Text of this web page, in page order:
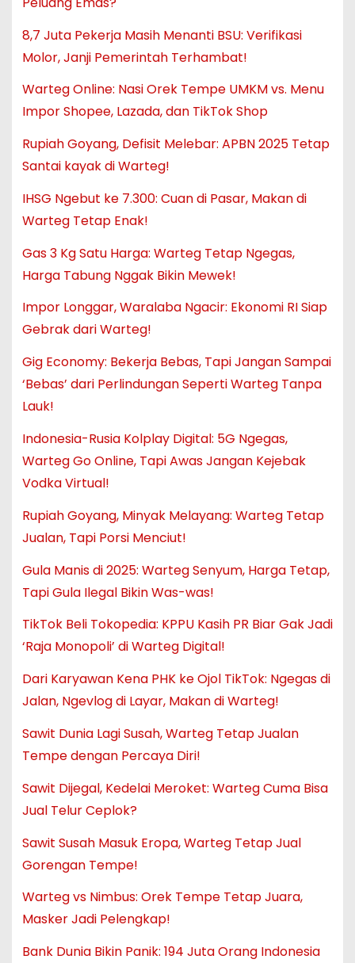
8,7 Juta Pekerja Masih Menanti BSU: Verifikasi
Molor, Janji Pemerintah Terhambat!
Warteg Online: Nasi Orek Tempe UMKM vs. Menu
Impor Shopee, Lazada, dan TikTok Shop
Rupiah Goyang, Defisit Melebar: APBN 2025 Tetap
Santai kayak di Warteg!
IHSG Ngebut ke 7.300: Cuan di Pasar, Makan di
Warteg Tetap Enak!
Gas 3 Kg Satu Harga: Warteg Tetap Ngegas,
Harga Tabung Nggak Bikin Mewek!
Impor Longgar, Waralaba Ngacir: Ekonomi RI Siap
Gebrak dari Warteg!
Gig Economy: Bekerja Bebas, Tapi Jangan Sampai
‘Bebas’ dari Perlindungan Seperti Warteg Tanpa
Lauk!
Indonesia-Rusia Kolplay Digital: 5G Ngegas,
Warteg Go Online, Tapi Awas Jangan Kejebak
Vodka Virtual!
Rupiah Goyang, Minyak Melayang: Warteg Tetap
Jualan, Tapi Porsi Menciut!
Gula Manis di 2025: Warteg Senyum, Harga Tetap,
Tapi Gula Ilegal Bikin Was-was!
TikTok Beli Tokopedia: KPPU Kasih PR Biar Gak Jadi
‘Raja Monopoli’ di Warteg Digital!
Dari Karyawan Kena PHK ke Ojol TikTok: Ngegas di
Jalan, Ngevlog di Layar, Makan di Warteg!
Sawit Dunia Lagi Susah, Warteg Tetap Jualan
Tempe dengan Percaya Diri!
Sawit Dijegal, Kedelai Meroket: Warteg Cuma Bisa
Jual Telur Ceplok?
Sawit Susah Masuk Eropa, Warteg Tetap Jual
Gorengan Tempe!
Warteg vs Nimbus: Orek Tempe Tetap Juara,
Masker Jadi Pelengkap!
Bank Dunia Bikin Panik: 194 Juta Orang Indonesia